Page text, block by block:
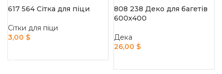
617 564 Сітка для піци
Сітки для піци
3,00 $
808 238 Деко для багетiв
600х400
Дека
26,00 $